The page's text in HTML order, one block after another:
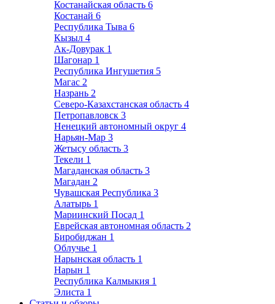
Костанайская область 6
Костанай 6
Республика Тыва 6
Кызыл 4
Ак-Довурак 1
Шагонар 1
Республика Ингушетия 5
Магас 2
Назрань 2
Северо-Казахстанская область 4
Петропавловск 3
Ненецкий автономный округ 4
Нарьян-Мар 3
Жетысу область 3
Текели 1
Магаданская область 3
Магадан 2
Чувашская Республика 3
Алатырь 1
Мариинский Посад 1
Еврейская автономная область 2
Биробиджан 1
Облучье 1
Нарынская область 1
Нарын 1
Республика Калмыкия 1
Элиста 1